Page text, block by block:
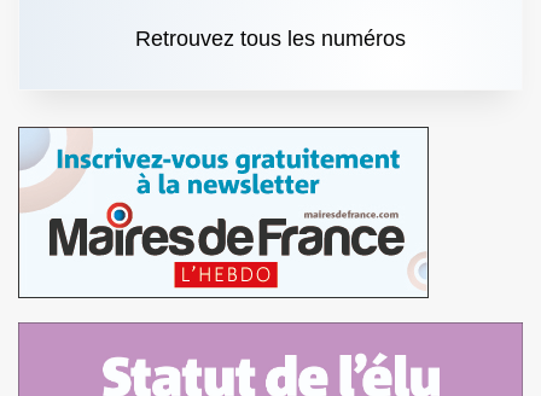
Retrouvez tous les numéros